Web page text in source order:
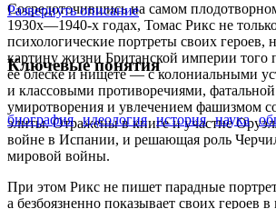
Сосредоточившись на самом
1930х—1940‑х годах, Томас Рикс не
психологические портреты своих героев,
картину жизни Британской империи того
ее блеске и нищете — с колониальными
и классовыми противоречиями,
умиротворения и увлечением фашизмом
элиты. Отражены в книге и участие
войне в Испании, и решающая роль
мировой войны.
При этом Рикс не пишет парадные
а безбоязненно показывает своих героев
Развернуть описание
Ключевые понятия
биография идеология история наука